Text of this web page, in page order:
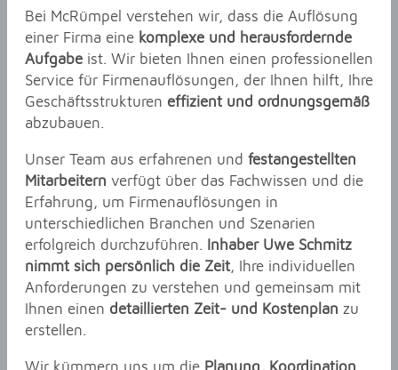
Bei McRümpel verstehen wir, dass die Auflösung
einer Firma eine komplexe und herausfordernde
Aufgabe ist. Wir bieten Ihnen einen professionellen
Service für Firmenauflösungen, der Ihnen hilft, Ihre
Geschäftsstrukturen effizient und ordnungsgemäß
abzubauen.
Unser Team aus erfahrenen und festangestellten
Mitarbeitern verfügt über das Fachwissen und die
Erfahrung, um Firmenauflösungen in
unterschiedlichen Branchen und Szenarien
erfolgreich durchzuführen. Inhaber Uwe Schmitz
nimmt sich persönlich die Zeit, Ihre individuellen
Anforderungen zu verstehen und gemeinsam mit
Ihnen einen detaillierten Zeit- und Kostenplan zu
erstellen.
Wir kümmern uns um die Planung, Koordination